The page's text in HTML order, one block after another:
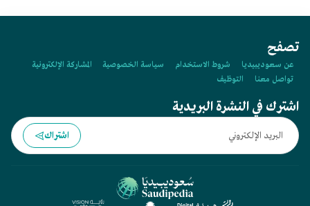
تصفح
عن سعوديبيديا شروط الاستخدام سياسة الخصوصية
المشاركة الإلكترونية
تواصل معنا
التوظيف
اشترك في النشرة البريدية
اشتراك